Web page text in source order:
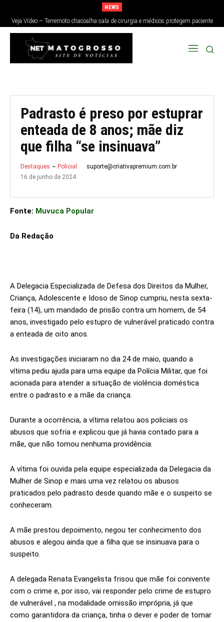
NEWS
Veja Vídeo – Terremoto chacoalha sala de cirurgia e médicos protegem paciente
no Japão; veja
Padrasto é preso por estuprar
enteada de 8 anos; mãe diz
que filha “se insinuava”
Destaques Policial
suporte@criativapremium.com.br
16 de junho de 2024
Fonte: Muvuca Popular
Da Redação
A Delegacia Especializada de Defesa dos Direitos da Mulher,
Criança, Adolescente e Idoso de Sinop cumpriu, nesta sexta-
feira (14), um mandado de prisão contra um homem, de 54
anos, investigado pelo estupro de vulnerável praticado contra
a enteada de oito anos.
As investigações iniciaram no dia 24 de maio, quando a
vítima pediu ajuda para uma equipe da Polícia Militar, que foi
acionada para atender a situação de violência doméstica
entre o padrasto e a mãe da criança.
Durante a ocorrência, a vítima relatou aos policiais os
abusos que sofria e explicou que já havia contado para a
mãe, que não tomou nenhuma providência.
A vítima foi ouvida pela equipe especializada da Delegacia da
Mulher de Sinop e mais uma vez relatou os abusos
praticados pelo padrasto desde quando mãe e o suspeito se
conheceram.
A mãe prestou depoimento, negou ter conhecimento dos
abusos e alegou ainda que a filha que se insinuava para o
suspeito.
A delegada Renata Evangelista frisou que mãe foi conivente
com o crime e, por isso, vai responder pelo crime de estupro
de vulnerável , na modalidade omissão imprópria, já que
como garantidora da criança, tinha o dever e poder de tomar